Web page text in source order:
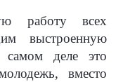
работу всех
выстроенную
самом деле это
вместо